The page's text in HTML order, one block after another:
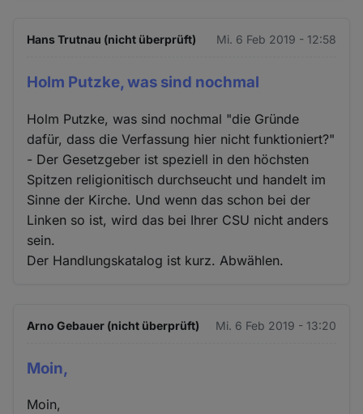
Hans Trutnau (nicht überprüft) Mi. 6 Feb 2019 - 12:58
Holm Putzke, was sind nochmal
Holm Putzke, was sind nochmal "die Gründe
dafür, dass die Verfassung hier nicht funktioniert?"
- Der Gesetzgeber ist speziell in den höchsten
Spitzen religionitisch durchseucht und handelt im
Sinne der Kirche. Und wenn das schon bei der
Linken so ist, wird das bei Ihrer CSU nicht anders
sein.
Der Handlungskatalog ist kurz. Abwählen.
Arno Gebauer (nicht überprüft) Mi. 6 Feb 2019 - 13:20
Moin,
Moin,